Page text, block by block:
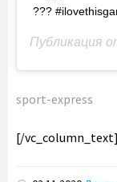
???
Публикация
sport-express
[/